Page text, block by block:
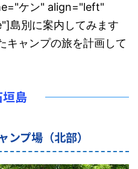
ケン" align="left"
島別に案内してみます
キャンプの旅を計画して
垣島
プ場（北部）